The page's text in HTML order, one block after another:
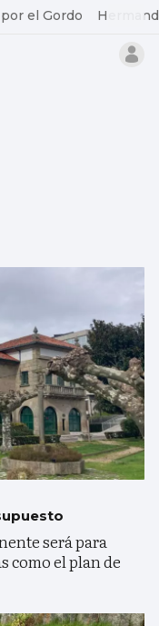
el Gordo
será para
como el plan de